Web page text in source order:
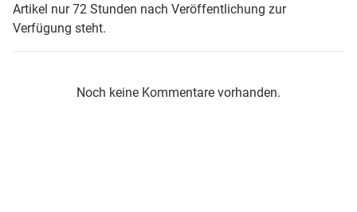
Artikel nur 72 Stunden nach Veröffentlichung zur
Verfügung steht.
Noch keine Kommentare vorhanden.